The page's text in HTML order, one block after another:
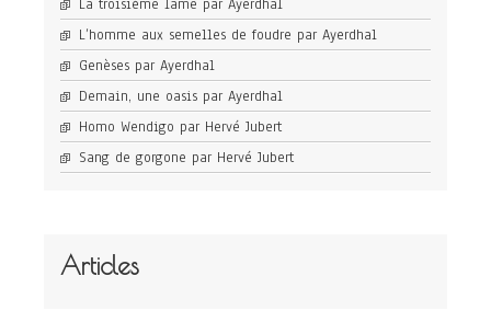
La troisième lame par Ayerdhal
L’homme aux semelles de foudre par Ayerdhal
Genèses par Ayerdhal
Demain, une oasis par Ayerdhal
Homo Wendigo par Hervé Jubert
Sang de gorgone par Hervé Jubert
Articles